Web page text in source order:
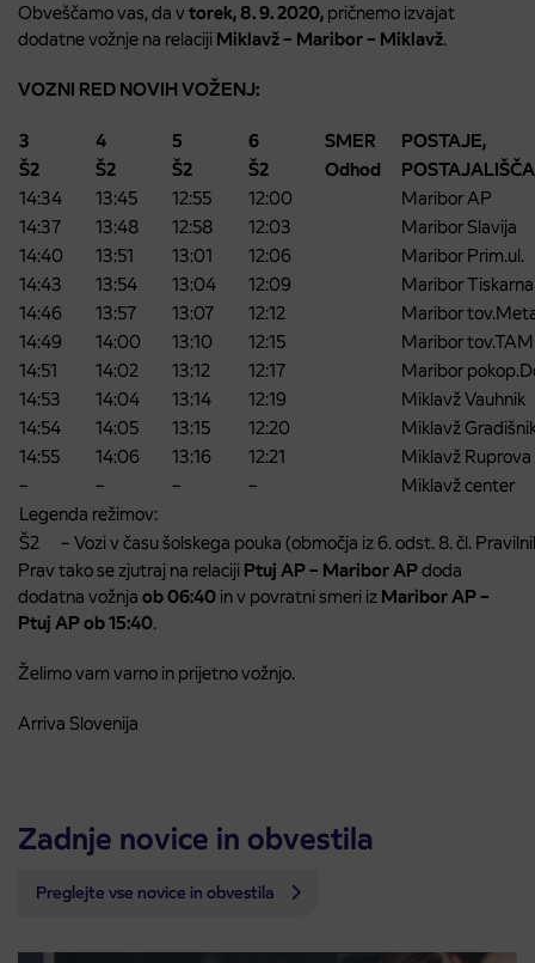
Obveščamo vas, da vtorek, 8. 9. 2020, pričnemo izvajat
dodatne vožnje na relaciji Miklavž – Maribor – Miklavž.
VOZNI RED NOVIH VOŽENJ:
3 4 5 6 SMER
POSTAJE,
Š2
Š2 Š2 Š2 Odhod
POSTAJALIŠČA
14:34
13:45 12:55 12:00
Maribor AP
14:37
13:48 12:58 12:03
Maribor Slavija
14:40
13:51 13:01 12:06
Maribor Prim.ul.
14:43
13:54 13:04 12:09
Maribor Tiskarna
14:46
13:57 13:07 12:12
Maribor
14:49
14:00 13:10 12:15
Maribor tov.TAM
14:51
14:02 13:12 12:17
Maribor
14:53
14:04 13:14 12:19
Miklavž Vauhnik
14:54
14:05 13:15 12:20
Miklavž
14:55
14:06 13:16 12:21
Miklavž Ruprova
–
– – –
Miklavž center
Legenda režimov:
Š2 – Vozi v času šolskega pouka (območja iz 6. odst. 8. čl.
Prav tako se zjutraj na relaciji Ptuj AP – Maribor APdoda
dodatna vožnja ob 06:40 in v povratni smeri iz Maribor AP –
Ptuj AP ob 15:40.
Želimo vam varno in prijetno vožnjo.
Arriva Slovenija
Zadnje novice in obvestila
Preglejte vse novice in obvestila